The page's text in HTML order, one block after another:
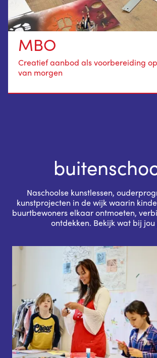
MBO
Creatief aanbod als voorbereiding
van morgen
Naschoolse kunstlessen,
kunstprojecten in de wijk waarin
buurtbewoners elkaar ontmoeten,
ontdekken. Bekijk wat bij jou